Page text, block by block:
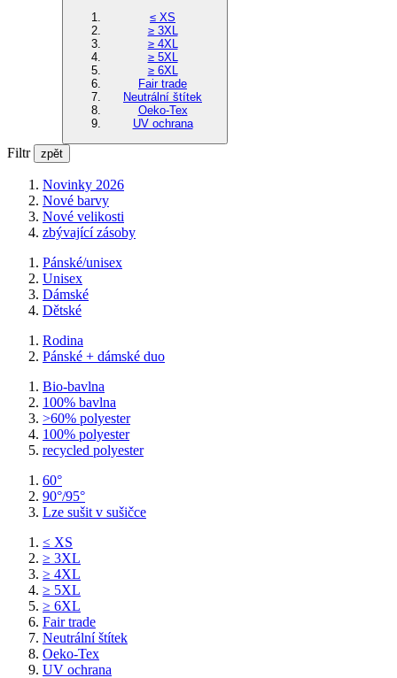
≤ XS
≥ 3XL
≥ 4XL
≥ 5XL
≥ 6XL
Fair trade
Neutrální štítek
Oeko-Tex
UV ochrana
Filtr zpět
Novinky 2026
Nové barvy
Nové velikosti
zbývající zásoby
Pánské/unisex
Unisex
Dámské
Dětské
Rodina
Pánské + dámské duo
Bio-bavlna
100% bavlna
>60% polyester
100% polyester
recycled polyester
60°
90°/95°
Lze sušit v sušičce
≤ XS
≥ 3XL
≥ 4XL
≥ 5XL
≥ 6XL
Fair trade
Neutrální štítek
Oeko-Tex
UV ochrana